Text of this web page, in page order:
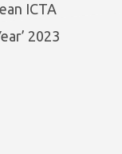
ICTA
2023